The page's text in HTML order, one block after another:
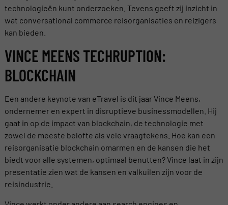
technologieën kunt onderzoeken. Tevens geeft zij inzicht in
wat conversational commerce reisorganisaties en reizigers
kan bieden.
VINCE MEENS TECHRUPTION:
BLOCKCHAIN
Een andere keynote van eTravel is dit jaar Vince Meens,
ondernemer en expert in disruptieve businessmodellen. Hij
gaat in op de impact van blockchain, de technologie met
zowel de meeste belofte als vele vraagtekens. Hoe kan een
reisorganisatie blockchain omarmen en de kansen die het
biedt voor alle systemen, optimaal benutten? Vince laat in zijn
presentatie zien wat de kansen en valkuilen zijn voor de
reisindustrie.